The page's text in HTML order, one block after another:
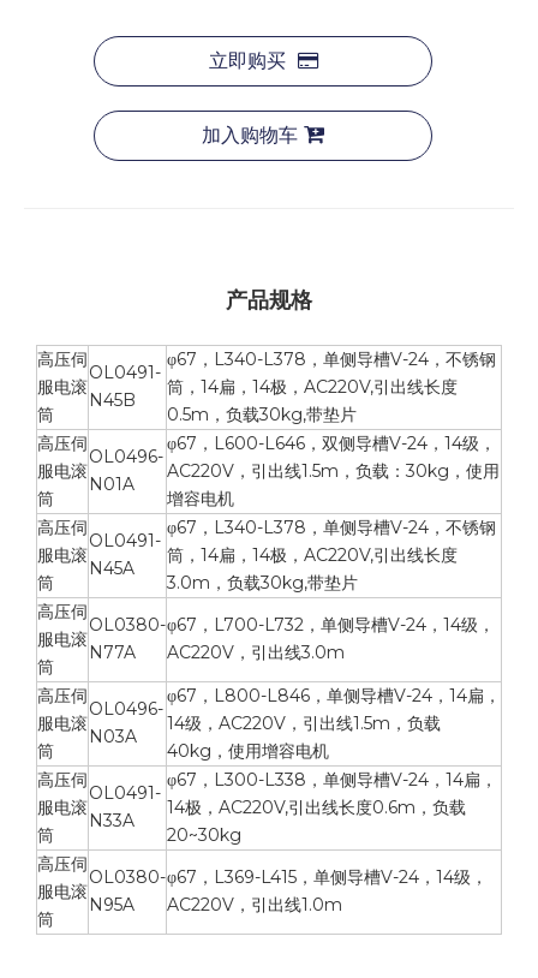
立即购买
加入购物车
产品规格
高压伺
服电滚
筒
OL0491-
N45B
φ67，L340-L378，单侧导槽V-24，不锈钢
筒，14扁，14极，AC220V,引出线长度
0.5m，负载30kg,带垫片
高压伺
服电滚
筒
OL0496-
N01A
φ67，L600-L646，双侧导槽V-24，14级，
AC220V，引出线1.5m，负载：30kg，使用
增容电机
高压伺
服电滚
筒
OL0491-
N45A
φ67，L340-L378，单侧导槽V-24，不锈钢
筒，14扁，14极，AC220V,引出线长度
3.0m，负载30kg,带垫片
高压伺
服电滚
筒
OL0380-
N77A
φ67，L700-L732，单侧导槽V-24，14级，
AC220V，引出线3.0m
高压伺
服电滚
筒
OL0496-
N03A
φ67，L800-L846，单侧导槽V-24，14扁，
14级，AC220V，引出线1.5m，负载
40kg，使用增容电机
高压伺
服电滚
筒
OL0491-
N33A
φ67，L300-L338，单侧导槽V-24，14扁，
14极，AC220V,引出线长度0.6m，负载
20~30kg
高压伺
服电滚
筒
OL0380-
N95A
φ67，L369-L415，单侧导槽V-24，14级，
AC220V，引出线1.0m